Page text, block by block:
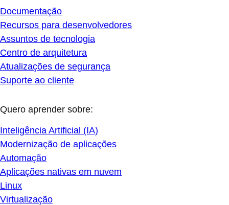
Documentação
Recursos para desenvolvedores
Assuntos de tecnologia
Centro de arquitetura
Atualizações de segurança
Suporte ao cliente
Quero aprender sobre:
Inteligência Artificial (IA)
Modernização de aplicações
Automação
Aplicações nativas em nuvem
Linux
Virtualização